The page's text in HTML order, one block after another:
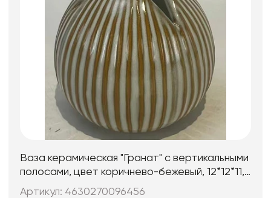
Ваза керамическая "Гранат" с вертикальными
полосами, цвет коричнево-бежевый, 12*12*11,6
см.
Артикул: 4630270096456